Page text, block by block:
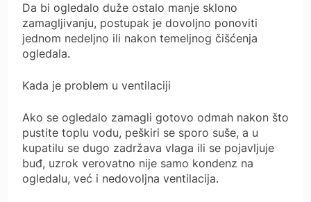
Da bi ogledalo duže ostalo manje sklono
zamagljivanju, postupak je dovoljno ponoviti
jednom nedeljno ili nakon temeljnog čišćenja
ogledala.
Kada je problem u ventilaciji
Ako se ogledalo zamagli gotovo odmah nakon što
pustite toplu vodu, peškiri se sporo suše, a u
kupatilu se dugo zadržava vlaga ili se pojavljuje
buđ, uzrok verovatno nije samo kondenz na
ogledalu, već i nedovoljna ventilacija.